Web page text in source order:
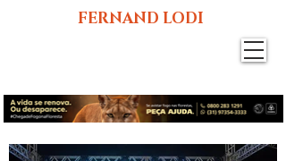
FERNAND LODI